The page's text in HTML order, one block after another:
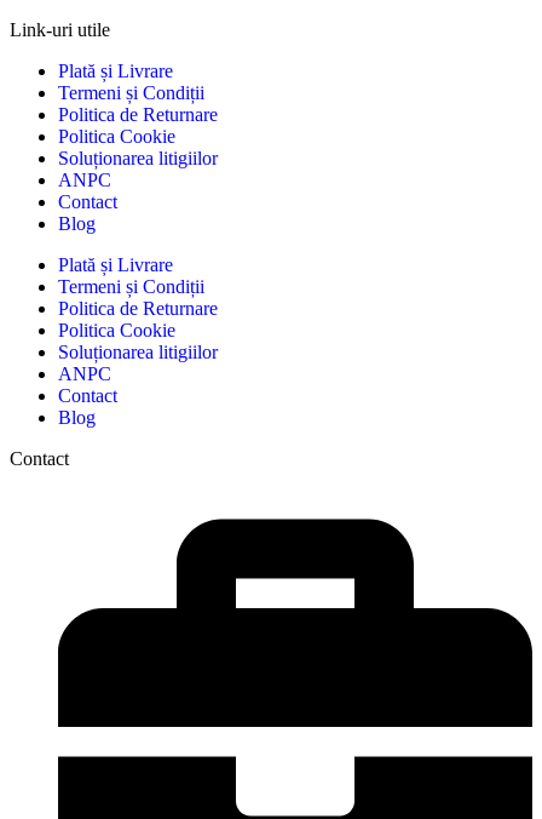
Link-uri utile
Plată și Livrare
Termeni și Condiții
Politica de Returnare
Politica Cookie
Soluționarea litigiilor
ANPC
Contact
Blog
Plată și Livrare
Termeni și Condiții
Politica de Returnare
Politica Cookie
Soluționarea litigiilor
ANPC
Contact
Blog
Contact